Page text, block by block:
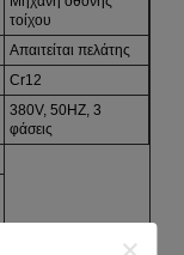
τοίχου
Απαιτείται πελάτης
Cr12
380V, 50HZ, 3
φάσεις